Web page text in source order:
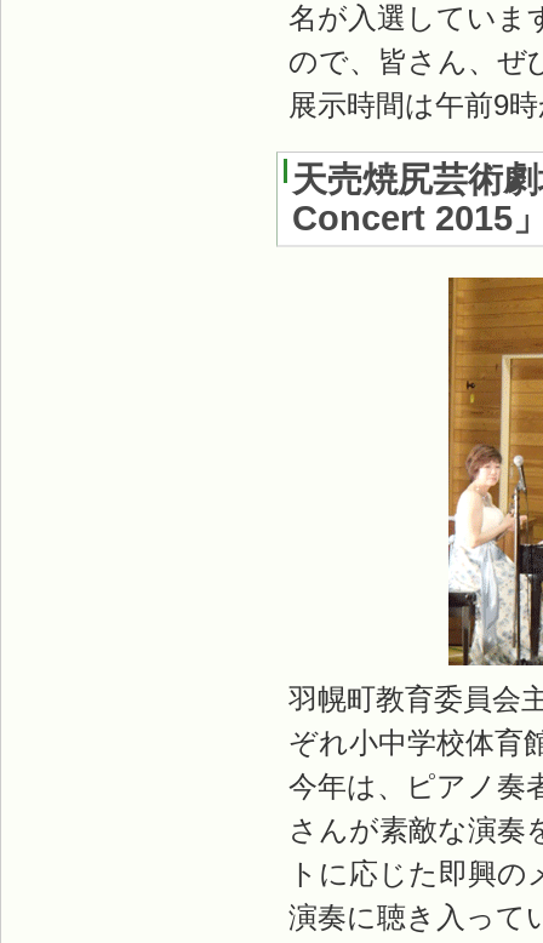
名が入選していま
ので、皆さん、ぜ
展示時間は午前9
天売焼尻芸術
Concert 2015
羽幌町教育委員会
ぞれ小中学校体育
今年は、ピアノ奏
さんが素敵な演奏
トに応じた即興
演奏に聴き入って